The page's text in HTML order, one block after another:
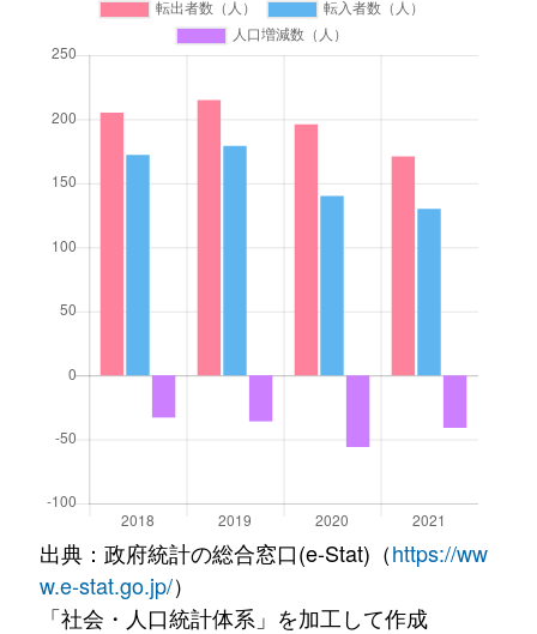
出典：政府統計の総合窓口(e-Stat)（https://ww
w.e-stat.go.jp/）
「社会・人口統計体系」を加工して作成